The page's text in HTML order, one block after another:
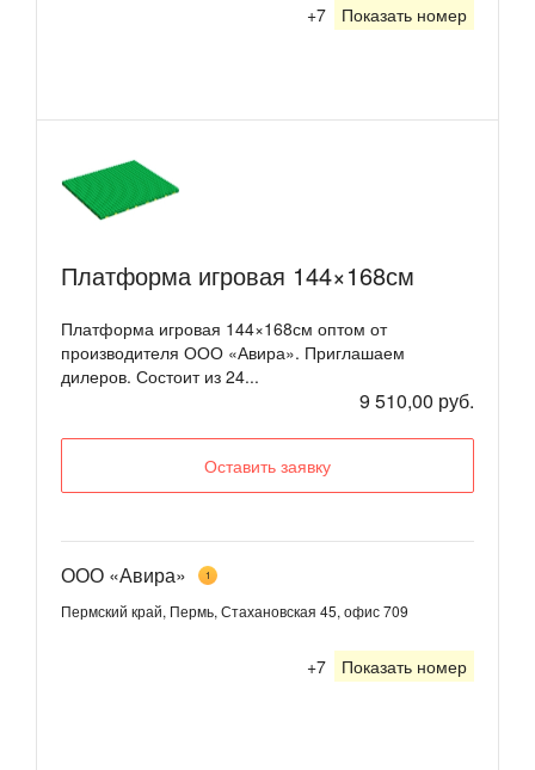
+7 Показать номер
Платформа игровая 144×168см
Платформа игровая 144×168см оптом от
производителя ООО «Авира». Приглашаем
дилеров. Состоит из 24...
9 510,00 руб.
Оставить заявку
ООО «Авира» 1
Пермский край, Пермь, Стахановская 45, офис 709
+7 Показать номер